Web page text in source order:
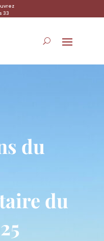
33
du
du